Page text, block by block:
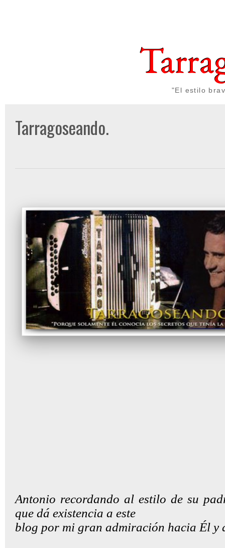
"El estilo
Tarragoseando.
Antonio recordando al estilo de su
que dá existencia a este
blog por mi gran admiración hacia Él y